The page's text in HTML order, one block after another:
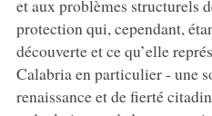
et aux problèmes structurels
protection qui, cependant,
découverte et ce qu’elle
Calabria en particulier - une
renaissance et de fierté